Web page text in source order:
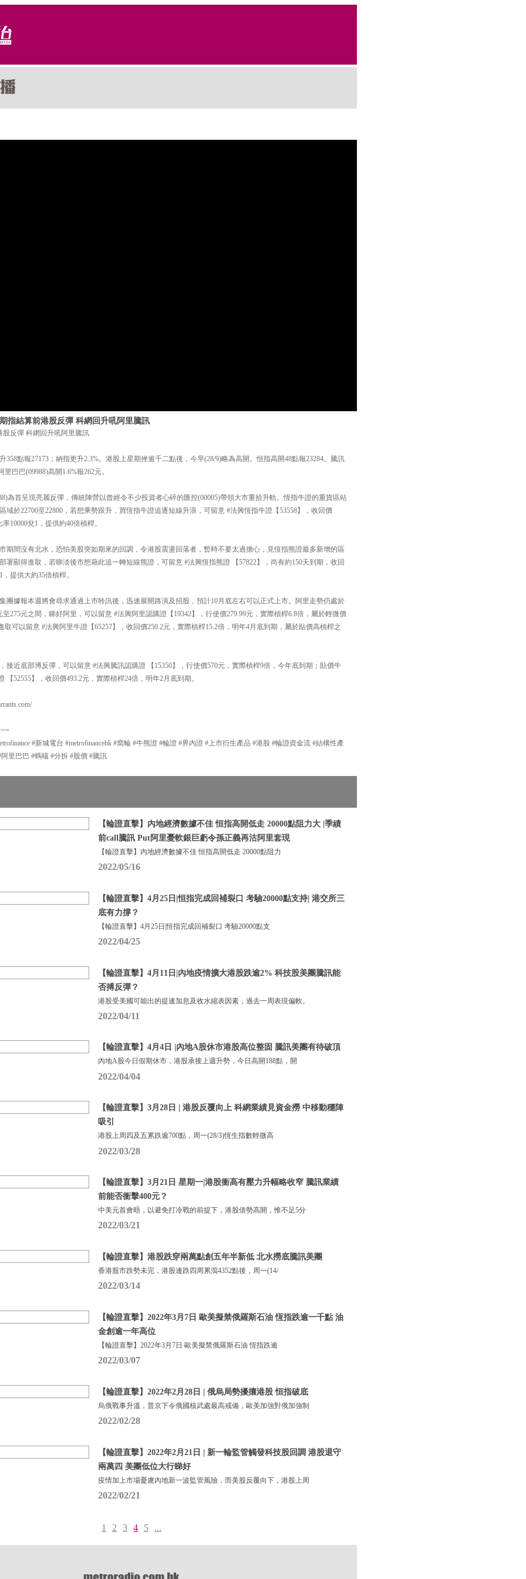
指結算前港股反彈 科網回升吼阿里騰訊
反彈 科網回升吼阿里騰訊
358點報27173；納指更升2.3%。港股上星期挫逾千二點後，今早(28/9)略為高開。恒指高開48點報23284。騰訊
里巴巴(09988)高開1.6%報262元。
為首呈現亮麗反彈，傳統陣營以曾經令不少投資者心碎的匯控(00005)帶領大市重拾升軌。恆指牛證的重貨區站
域於22700至22800，若想乘勢跟升，買恆指牛證追逐短線升浪，可留意 #法興恆指牛證【53558】，收回價
10000兌1，提供約40倍槓桿。
期間沒有北水，恐怕美股突如期來的回調，令港股震盪回落者，暫時不要太過擔心，見恆指熊證最多新增的區
署顯得進取，若睇淡後市想藉此追一轉短線熊證，可留意 #法興恆指熊證 【57822】，尚有約150天到期，收回
提供大約35倍槓桿。
團據報本週將會尋求通過上市聆訊後，迅速展開路演及招股，預計10月底左右可以正式上市。阿里走勢仍處於
275元之間，睇好阿里，可以留意 #法興阿里認購證【19342】，行使價279.99元，實際槓桿6.8倍，屬於輕微價
取可以留意 #法興阿里牛證【65257】，收回價250.2元，實際槓桿15.2倍，明年4月底到期，屬於貼價高槓桿之
接近底部博反彈，可以留意 #法興騰訊認購證 【15350】，行使價570元，實際槓桿9倍，今年底到期；貼價牛
【52555】，收回價493.2元，實際槓桿24倍，明年2月底到期。
#新城電台 #metrofinancehk #窩輪 #牛熊證 #輪證 #界內證 #上市衍生產品 #港股 #輪證資金流 #結構性產
里巴巴 #螞蟻 #分拆 #股價 #騰訊
【輪證直擊】內地經濟數據不佳 恒指高開低走 20000點阻力大 |季績
前call騰訊 Put阿里憂軟銀巨虧令孫正義再沽阿里套現
【輪證直擊】內地經濟數據不佳 恒指高開低走 20000點阻力
2022/05/16
【輪證直擊】4月25日|恒指完成回補裂口 考驗20000點支持| 港交所三
底有力撐？
【輪證直擊】4月25日|恒指完成回補裂口 考驗20000點支
2022/04/25
【輪證直擊】4月11日|內地疫情擴大港股跌逾2% 科技股美團騰訊能
否搏反彈？
港股受美國可能出的提速加息及收水縮表因素，過去一周表現偏軟。
2022/04/11
【輪證直擊】4月4日 |內地A股休市港股高位整固 騰訊美團有待破頂
內地A股今日假期休市，港股承接上週升勢，今日高開188點，開
2022/04/04
【輪證直擊】3月28日 | 港股反覆向上 科網業績見資金撈 中移動穩陣
吸引
港股上周四及五累跌逾700點，周一(28/3)恆生指數輕微高
2022/03/28
【輪證直擊】3月21日 星期一|港股衝高有壓力升幅略收窄 騰訊業績
前能否衝擊400元？
中美元首會晤，以避免打冷戰的前提下，港股借勢高開，惟不足5分
2022/03/21
【輪證直擊】港股跌穿兩萬點創五年半新低 北水撈底騰訊美團
香港股市跌勢未完，港股連跌四周累瀉4352點後，周一(14/
2022/03/14
【輪證直擊】2022年3月7日 歐美擬禁俄羅斯石油 恆指跌逾一千點 油
金創逾一年高位
【輪證直擊】2022年3月7日 歐美擬禁俄羅斯石油 恆指跌逾
2022/03/07
【輪證直擊】2022年2月28日 | 俄烏局勢擾攘港股 恒指破底
烏俄戰事升溫，普京下令俄國核武處最高戒備，歐美加強對俄加強制
2022/02/28
【輪證直擊】2022年2月21日 | 新一輪監管觸發科技股回調 港股退守
兩萬四 美團低位大行睇好
疫情加上市場憂慮內地新一波監管風險，而美股反覆向下，港股上周
2022/02/21
1 2 3 4 5 ...